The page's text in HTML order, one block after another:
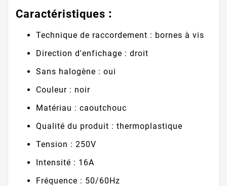
Caractéristiques :
Technique de raccordement : bornes à vis
Direction d'enfichage : droit
Sans halogène : oui
Couleur : noir
Matériau : caoutchouc
Qualité du produit : thermoplastique
Tension : 250V
Intensité : 16A
Fréquence : 50/60Hz